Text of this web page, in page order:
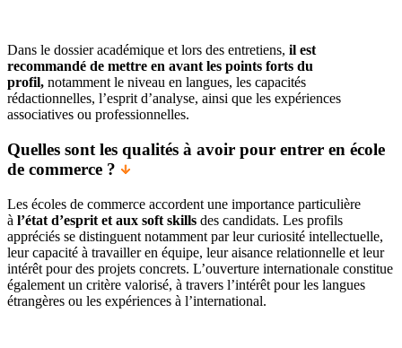
Dans le dossier académique et lors des entretiens, il est
recommandé de mettre en avant les points forts du
profil, notamment le niveau en langues, les capacités
rédactionnelles, l’esprit d’analyse, ainsi que les expériences
associatives ou professionnelles.
Quelles sont les qualités à avoir pour entrer en école
de commerce ?
Les écoles de commerce accordent une importance particulière
à l’état d’esprit et aux soft skills des candidats. Les profils
appréciés se distinguent notamment par leur curiosité intellectuelle,
leur capacité à travailler en équipe, leur aisance relationnelle et leur
intérêt pour des projets concrets. L’ouverture internationale constitue
également un critère valorisé, à travers l’intérêt pour les langues
étrangères ou les expériences à l’international.